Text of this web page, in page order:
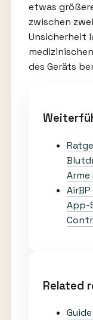
etwas
zwischen
Unsicherheit
des Geräts
App-
Related